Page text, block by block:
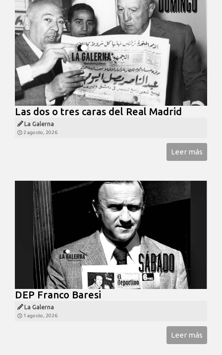
Las dos o tres caras del Real Madrid
La Galerna
2 agosto, 2026
Leer más
DEP Franco Baresi
La Galerna
1 agosto, 2026
Leer más